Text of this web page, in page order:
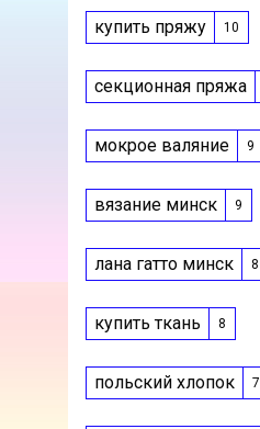
купить пряжу 10
секционная пряжа
мокрое валяние 9
вязание минск 9
лана гатто минск 8
купить ткань 8
польский хлопок 7